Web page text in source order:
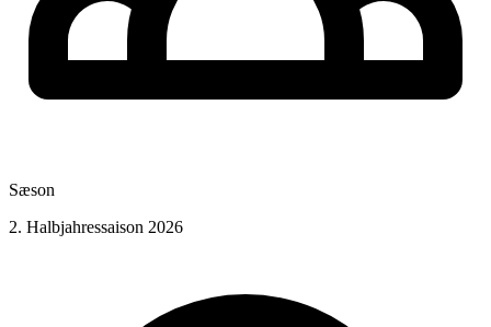
Sæson
2. Halbjahressaison 2026